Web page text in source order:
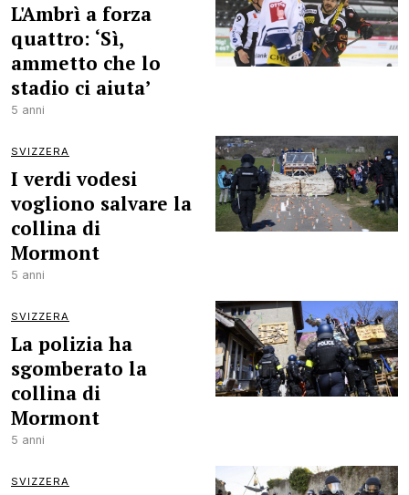
L'Ambrì a forza
quattro: ‘Sì,
ammetto che lo
stadio ci aiuta’
5 anni
SVIZZERA
I verdi vodesi
vogliono salvare la
collina di
Mormont
5 anni
SVIZZERA
La polizia ha
sgomberato la
collina di
Mormont
5 anni
SVIZZERA